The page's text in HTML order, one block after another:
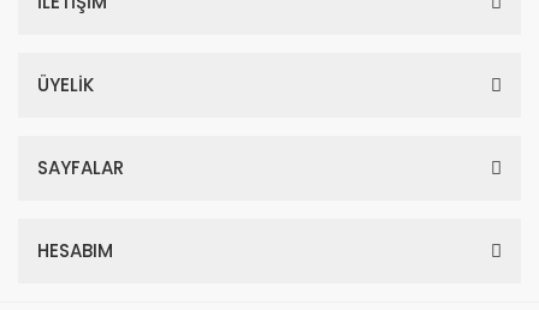
ÜYELİK
SAYFALAR
HESABIM